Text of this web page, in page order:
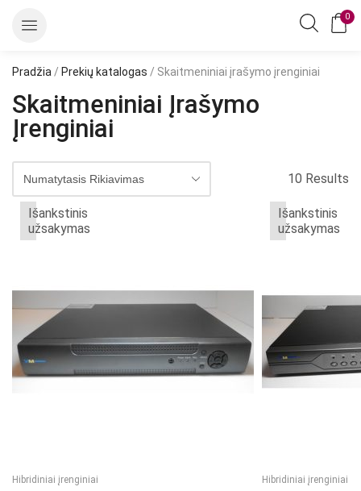
0
Pradžia / Prekių katalogas / Skaitmeniniai įrašymo įrenginiai
Skaitmeniniai Įrašymo
Įrenginiai
10 Results
Išankstinis
užsakymas
Hibridiniai įrenginiai
Išankstinis
užsakymas
Hibridiniai įrenginiai